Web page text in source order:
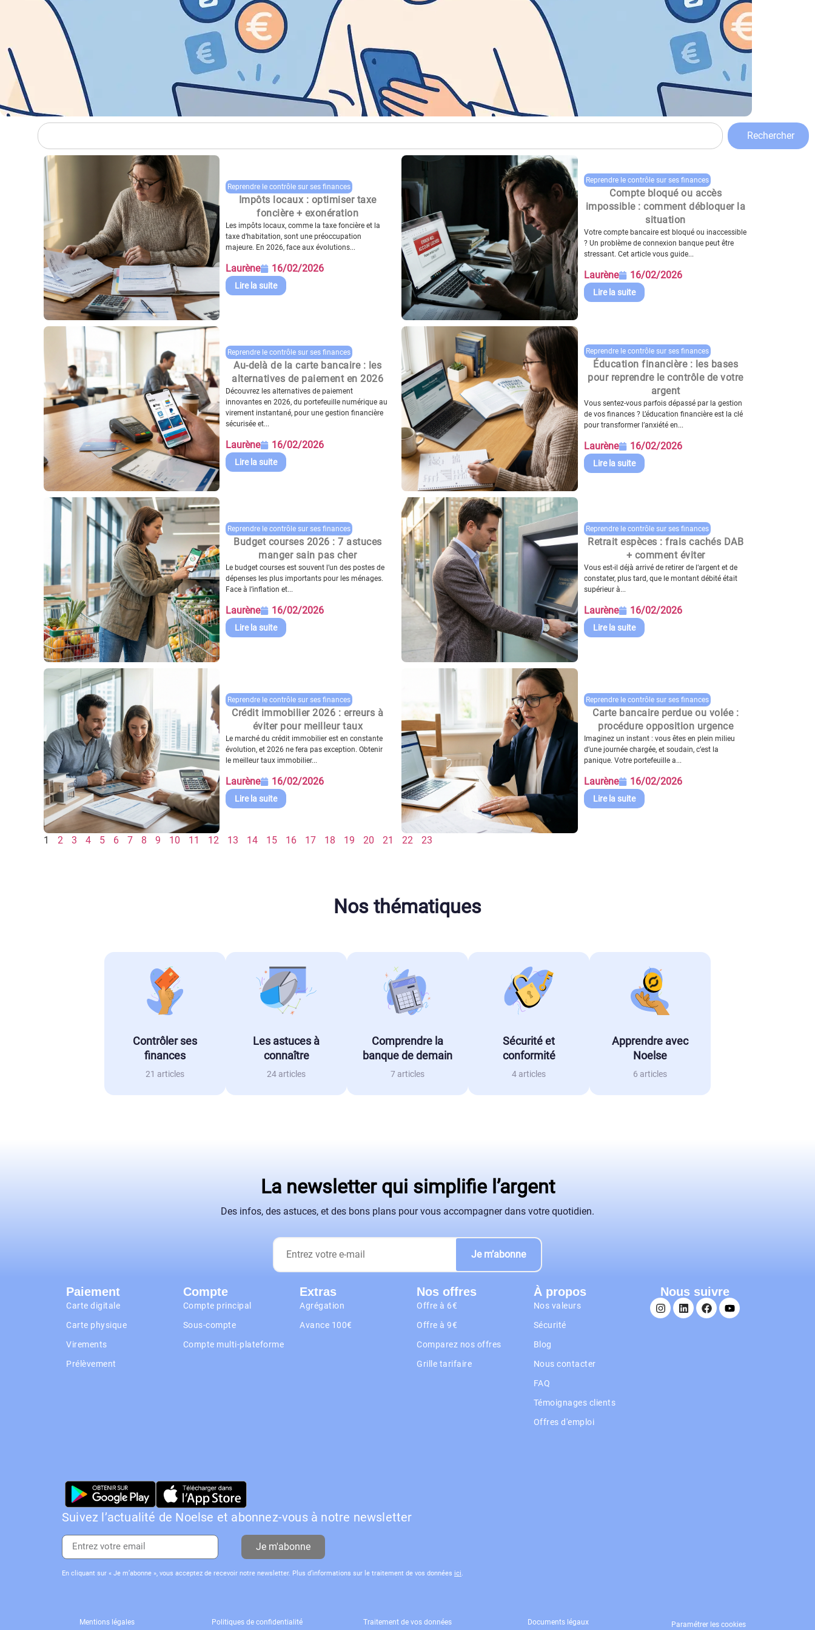
Rechercher
Reprendre le contrôle sur ses finances
Impôts locaux : optimiser taxe
foncière + exonération
Les impôts locaux, comme la taxe foncière et la
taxe d’habitation, sont une préoccupation
majeure. En 2026, face aux évolutions...
Laurène 16/02/2026
Lire la suite
Reprendre le contrôle sur ses finances
Compte bloqué ou accès
impossible : comment débloquer la
situation
Votre compte bancaire est bloqué ou inaccessible
? Un problème de connexion banque peut être
stressant. Cet article vous guide...
Laurène 16/02/2026
Lire la suite
Reprendre le contrôle sur ses finances
Au-delà de la carte bancaire : les
alternatives de paiement en 2026
Découvrez les alternatives de paiement
innovantes en 2026, du portefeuille numérique au
virement instantané, pour une gestion financière
sécurisée et...
Laurène 16/02/2026
Lire la suite
Reprendre le contrôle sur ses finances
Éducation financière : les bases
pour reprendre le contrôle de votre
argent
Vous sentez-vous parfois dépassé par la gestion
de vos finances ? L’éducation financière est la clé
pour transformer l’anxiété en...
Laurène 16/02/2026
Lire la suite
Reprendre le contrôle sur ses finances
Budget courses 2026 : 7 astuces
manger sain pas cher
Le budget courses est souvent l’un des postes de
dépenses les plus importants pour les ménages.
Face à l’inflation et...
Laurène 16/02/2026
Lire la suite
Reprendre le contrôle sur ses finances
Retrait espèces : frais cachés DAB
+ comment éviter
Vous est-il déjà arrivé de retirer de l’argent et de
constater, plus tard, que le montant débité était
supérieur à...
Laurène 16/02/2026
Lire la suite
Reprendre le contrôle sur ses finances
Crédit immobilier 2026 : erreurs à
éviter pour meilleur taux
Le marché du crédit immobilier est en constante
évolution, et 2026 ne fera pas exception. Obtenir
le meilleur taux immobilier...
Laurène 16/02/2026
Lire la suite
Reprendre le contrôle sur ses finances
Carte bancaire perdue ou volée :
procédure opposition urgence
Imaginez un instant : vous êtes en plein milieu
d’une journée chargée, et soudain, c’est la
panique. Votre portefeuille a...
Laurène 16/02/2026
Lire la suite
1 2 3 4 5 6 7 8 9 10 11 12 13 14 15 16 17 18 19 20 21 22 23
Nos thématiques
Contrôler ses
finances
21 articles
Les astuces à
connaître
24 articles
Comprendre la
banque de demain
7 articles
Sécurité et
conformité
4 articles
Apprendre avec
Noelse
6 articles
La newsletter qui simplifie l’argent
Des infos, des astuces, et des bons plans pour vous accompagner dans votre quotidien.
Je m’abonne
Paiement
Carte digitale
Carte physique
Virements
Prélèvement
Compte
Compte principal
Sous-compte
Compte multi-plateforme
Extras
Agrégation
Avance 100€
Nos offres
Offre à 6€
Offre à 9€
Comparez nos offres
Grille tarifaire
À propos
Nos valeurs
Sécurité
Blog
Nous contacter
FAQ
Témoignages clients
Offres d'emploi
Nous suivre
Suivez l’actualité de Noelse et abonnez-vous à notre newsletter
Je m'abonne
En cliquant sur « Je m’abonne », vous acceptez de recevoir notre newsletter. Plus d’informations sur le traitement de vos données ici.
Mentions légales Politiques de confidentialité Traitement de vos données Documents légaux Paramétrer les cookies